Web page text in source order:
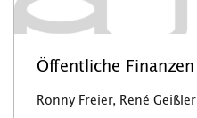
Öffentliche Finanzen
Ronny Freier, René Geißler